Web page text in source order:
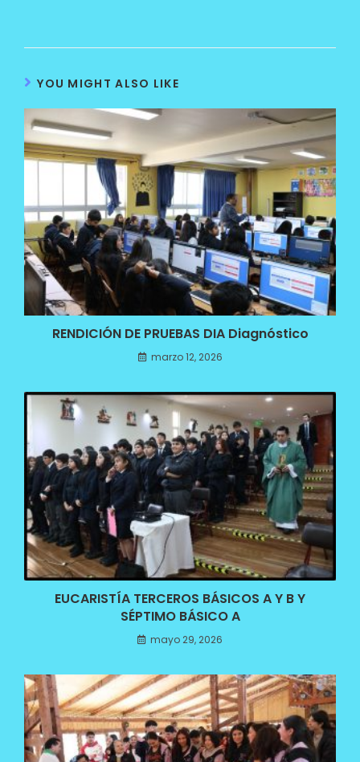
YOU MIGHT ALSO LIKE
RENDICIÓN DE PRUEBAS DIA Diagnóstico
marzo 12, 2026
EUCARISTÍA TERCEROS BÁSICOS A Y B Y
SÉPTIMO BÁSICO A
mayo 29, 2026